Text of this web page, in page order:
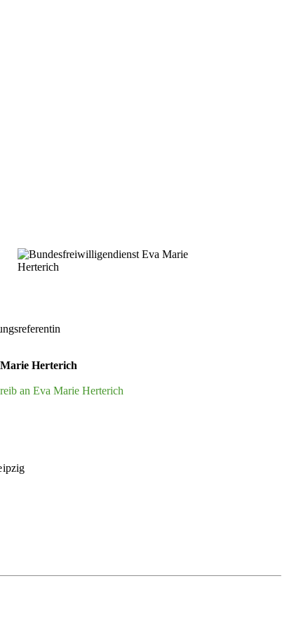
Herterich
an Eva Marie Herterich